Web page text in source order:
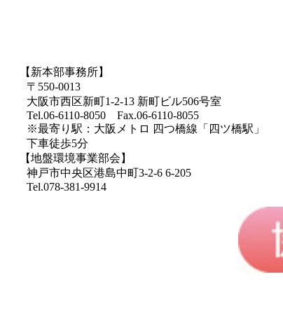
【新本部事務所】
〒550-0013
大阪市西区新町1-2-13 新町ビル506号室
Tel.06-6110-8050 Fax.06-6110-8055
※最寄り駅：大阪メトロ 四つ橋線「四ツ橋駅」
下車徒歩5分
【地盤環境事業部会】
神戸市中央区港島中町3-2-6 6-205
Tel.078-381-9914